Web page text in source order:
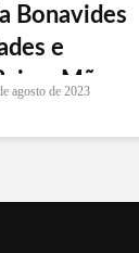
Bonavides
e
Mãe
agosto de 2023